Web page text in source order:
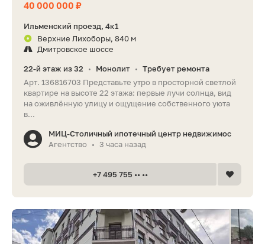
40 000 000 ₽
Ильменский проезд, 4к1
Верхние Лихоборы, 840 м
Дмитровское шоссе
22-й этаж из 32 • Монолит • Требует ремонта
Арт. 136816703 Представьте утро в просторной светлой
квартире на высоте 22 этажа: первые лучи солнца, вид
на оживлённую улицу и ощущение собственного уюта
в...
МИЦ-Столичный ипотечный центр недвижимос
Агентство
• 3 часа назад
+7 495 755 •• ••